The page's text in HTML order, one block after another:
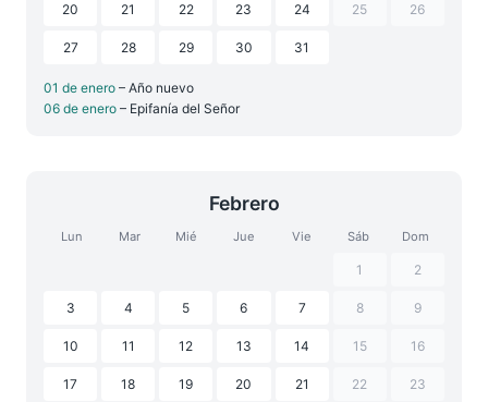
20 21 22 23 24 25 26
27 28 29 30 31
01 de enero – Año nuevo
06 de enero – Epifanía del Señor
Febrero
Lun Mar Mié Jue Vie Sáb Dom
1 2
3 4 5 6 7 8 9
10 11 12 13 14 15 16
17 18 19 20 21 22 23